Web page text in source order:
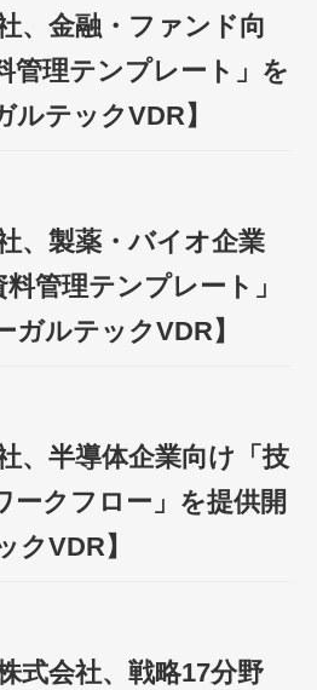
、金融・ファンド向
管理テンプレート」を
ルテックVDR】
、製薬・バイオ企業
管理テンプレート」
ガルテックVDR】
、半導体企業向け「技
ークフロー」を提供開
クVDR】
式会社、戦略17分野